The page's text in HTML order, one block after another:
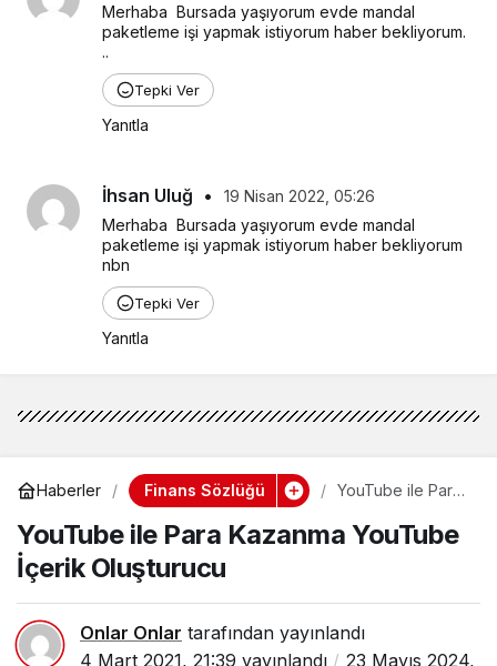
Merhaba  Bursada yaşıyorum evde mandal
paketleme işi yapmak istiyorum haber bekliyorum.
..
Tepki Ver
Yanıtla
İhsan Uluğ •
19 Nisan 2022, 05:26
Merhaba  Bursada yaşıyorum evde mandal
paketleme işi yapmak istiyorum haber bekliyorum
nbn
Tepki Ver
Yanıtla
Haberler Finans Sözlüğü
YouTube ile Para
YouTube İçerik
Oluşturucu
YouTube ile Para Kazanma YouTube
İçerik Oluşturucu
Onlar Onlar tarafından yayınlandı
4 Mart 2021, 21:39 yayınlandı 23 Mayıs 2024,